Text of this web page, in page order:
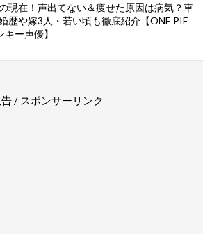
現在！声出てない＆痩せた原因は病気？車
歴や嫁3人・若い頃も徹底紹介【ONE PIE
ー声優】
/ スポンサーリンク